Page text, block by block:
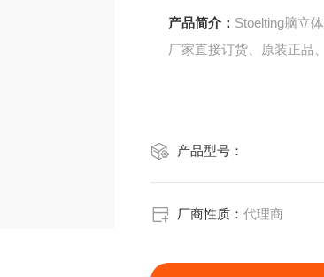
产品简介： Stoelting脑立
厂家直接订货、原装正品
产品型号：
厂商性质：代理商